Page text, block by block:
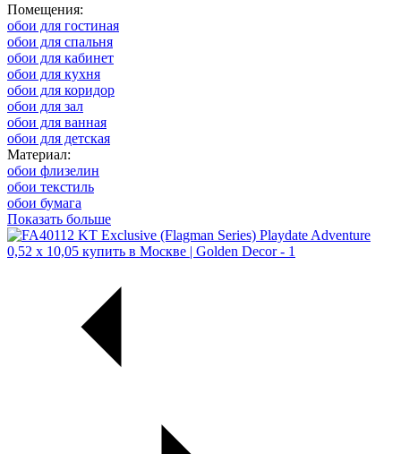
Помещения:
обои для гостиная
обои для спальня
обои для кабинет
обои для кухня
обои для коридор
обои для зал
обои для ванная
обои для детская
Материал:
обои флизелин
обои текстиль
обои бумага
Показать больше